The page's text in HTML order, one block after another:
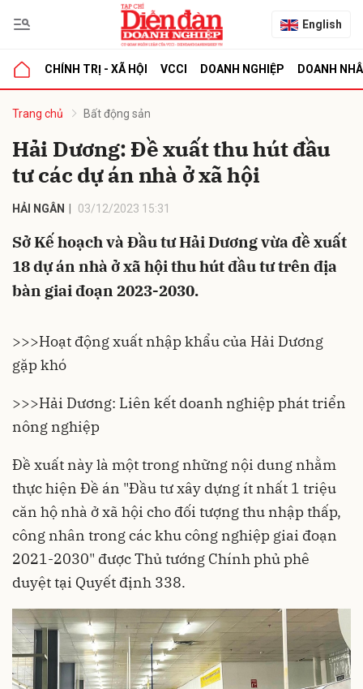
English
CHÍNH TRỊ - XÃ HỘI VCCI DOANH NGHIỆP DOANH
Trang chủ Bất động sản
Hải Dương: Đề xuất thu hút đầu
tư các dự án nhà ở xã hội
HẢI NGÂN 03/12/2023 15:31
Sở Kế hoạch và Đầu tư Hải Dương vừa đề xuất
18 dự án nhà ở xã hội thu hút đầu tư trên địa
bàn giai đoạn 2023-2030.
>>>Hoạt động xuất nhập khẩu của Hải Dương
gặp khó
>>>Hải Dương: Liên kết doanh nghiệp phát triển
nông nghiệp
Đề xuất này là một trong những nội dung nhằm
thực hiện Đề án "Đầu tư xây dựng ít nhất 1 triệu
căn hộ nhà ở xã hội cho đối tượng thu nhập thấp,
công nhân trong các khu công nghiệp giai đoạn
2021-2030" được Thủ tướng Chính phủ phê
duyệt tại Quyết định 338.
luận
Hủy